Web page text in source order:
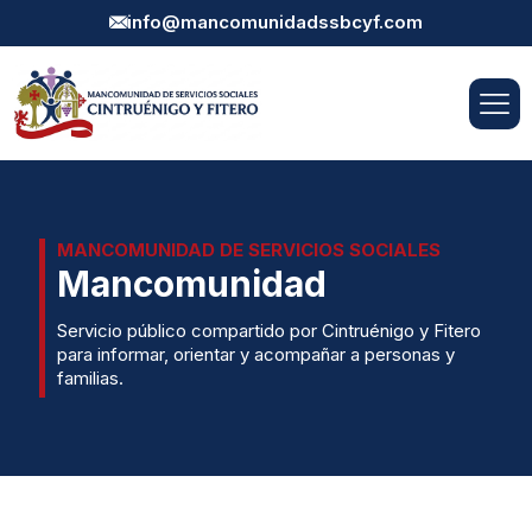
info@mancomunidadssbcyf.com
MANCOMUNIDAD DE SERVICIOS SOCIALES
Mancomunidad
Servicio público compartido por Cintruénigo y Fitero
para informar, orientar y acompañar a personas y
familias.